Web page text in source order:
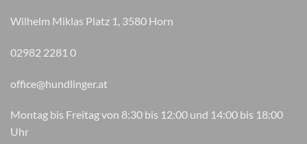
Wilhelm Miklas Platz 1, 3580 Horn
02982 2281 0
office@hundlinger.at
Montag bis Freitag von 8:30 bis 12:00 und 14:00 bis 18:00
Uhr